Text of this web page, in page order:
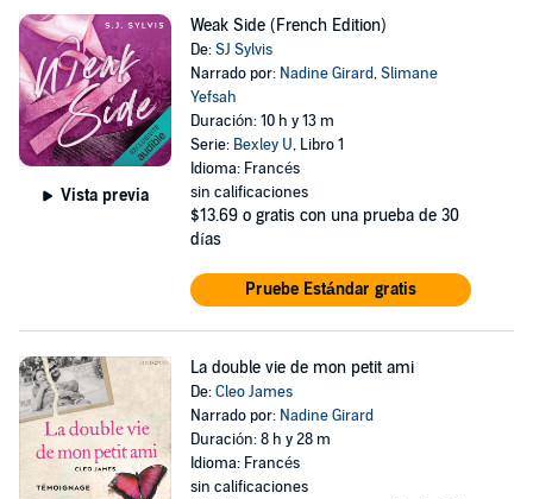
Vista previa
Weak Side (French Edition)
De:SJ Sylvis
Narrado por: Nadine Girard,Slimane
Yefsah
Duración: 10 h y 13 m
Serie: Bexley U, Libro 1
Idioma: Francés
sin calificaciones
$13.69 o gratis con una prueba de 30
días
Pruebe Estándar gratis
La double vie de mon petit ami
De:Cleo James
Narrado por: Nadine Girard
Duración: 8 h y 28 m
Idioma: Francés
sin calificaciones